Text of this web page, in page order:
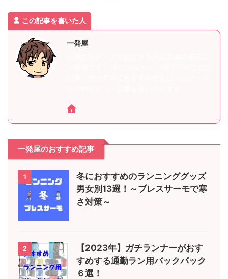
この記事を書いた人
一発屋
一発屋のおすすめ記事
1
冬におすすめのランニンググッズ
男女別13選！～ブレスサーモで寒
さ対策～
2
【2023年】ガチランナーがおす
すめする通勤ラン用バックパック
６選！